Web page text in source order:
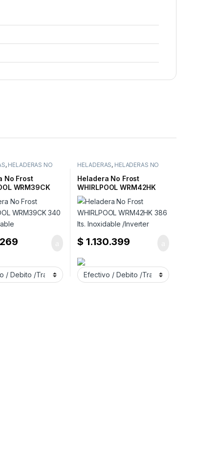
, HELADERAS NO
No Frost
WRM39CK
HELADERAS, HELADERAS NO
Heladera No Frost
WHIRLPOOL WRM42HK
386 lts. Inoxidable
/Inverter
$ 1.130.399